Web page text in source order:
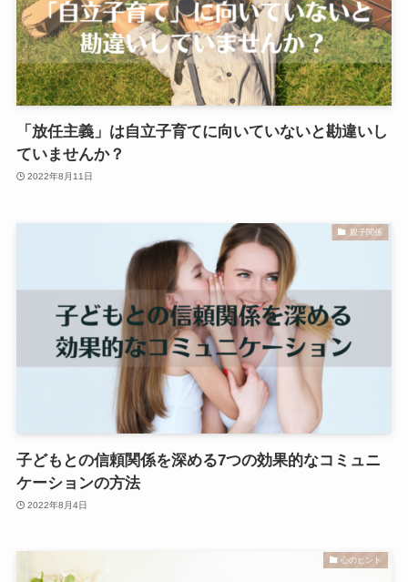
「放任主義」は自立子育てに向いていないと勘違いし
ていませんか？
2022年8月11日
親子関係
子どもとの信頼関係を深める7つの効果的なコミュニ
ケーションの方法
2022年8月4日
心のヒント